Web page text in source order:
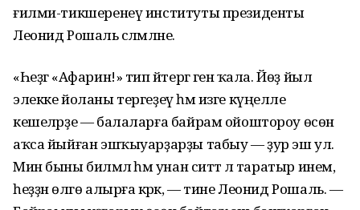
ғилми-тикшеренеү институты президенты
Леонид Рошаль сәләмләне.
«Һеҙгә «Афарин!» тип әйтергә генә ҡала. Йөҙ йыл
элекке йоланы тергеҙеү һәм изге күңелле
кешеләрҙе — балаларға байрам ойоштороу өсөн
аҡса йыйған эшҡыуарҙарҙы табыу — ҙур эш ул.
Мин быны биләмәлә һәм унан ситтә лә таратыр инем,
һеҙҙән өлгө алырға кәрәк, — тине Леонид Рошаль. —